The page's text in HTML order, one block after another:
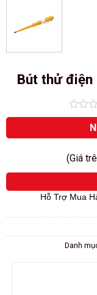
Bút thử
Được
hạng
5
sao
(Giá
Hỗ Trợ Mua
Danh